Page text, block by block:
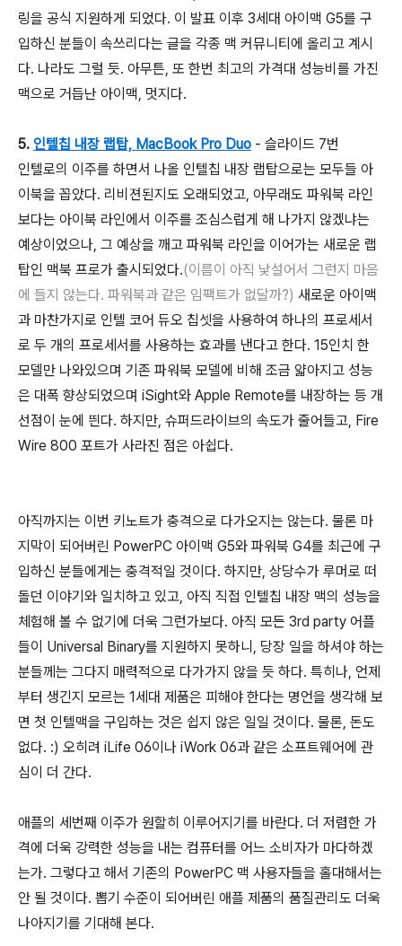
링을 공식 지원하게 되었다. 이 발표 이후 3세대 아이맥 G5를 구
입하신 분들이 속쓰리다는 글을 각종 맥 커뮤니티에 올리고 계시
다. 나라도 그럴 듯. 아무튼, 또 한번 최고의 가격대 성능비를 가진
맥으로 거듭난 아이맥, 멋지다.
5. 인텔칩 내장 랩탑, MacBook Pro Duo - 슬라이드 7번
인텔로의 이주를 하면서 나올 인텔칩 내장 랩탑으로는 모두들 아
이북을 꼽았다. 리비젼된지도 오래되었고, 아무래도 파워북 라인
보다는 아이북 라인에서 이주를 조심스럽게 해 나가지 않겠냐는
예상이었으나, 그 예상을 깨고 파워북 라인을 이어가는 새로운 랩
탑인 맥북 프로가 출시되었다.(이름이 아직 낯설어서 그런지 마음
에 들지 않는다. 파워북과 같은 임팩트가 없달까?) 새로운 아이맥
과 마찬가지로 인텔 코어 듀오 칩셋을 사용하여 하나의 프로세서
로 두 개의 프로세서를 사용하는 효과를 낸다고 한다. 15인치 한
모델만 나와있으며 기존 파워북 모델에 비해 조금 얇아지고 성능
은 대폭 향상되었으며 iSight와 Apple Remote를 내장하는 등 개
선점이 눈에 띈다. 하지만, 슈퍼드라이브의 속도가 줄어들고, Fire
Wire 800 포트가 사라진 점은 아쉽다.
아직까지는 이번 키노트가 충격으로 다가오지는 않는다. 물론 마
지막이 되어버린 PowerPC 아이맥 G5와 파워북 G4를 최근에 구
입하신 분들에게는 충격적일 것이다. 하지만, 상당수가 루머로 떠
돌던 이야기와 일치하고 있고, 아직 직접 인텔칩 내장 맥의 성능을
체험해 볼 수 없기에 더욱 그런가보다. 아직 모든 3rd party 어플
들이 Universal Binary를 지원하지 못하니, 당장 일을 하셔야 하는
분들께는 그다지 매력적으로 다가가지 않을 듯 하다. 특히나, 언제
부터 생긴지 모르는 1세대 제품은 피해야 한다는 명언을 생각해 보
면 첫 인텔맥을 구입하는 것은 쉽지 않은 일일 것이다. 물론, 돈도
없다. :) 오히려 iLife 06이나 iWork 06과 같은 소프트웨어에 관
심이 더 간다.
애플의 세번째 이주가 원할히 이루어지기를 바란다. 더 저렴한 가
격에 더욱 강력한 성능을 내는 컴퓨터를 어느 소비자가 마다하겠
는가. 그렇다고 해서 기존의 PowerPC 맥 사용자들을 홀대해서는
안 될 것이다. 뽑기 수준이 되어버린 애플 제품의 품질관리도 더욱
나아지기를 기대해 본다.